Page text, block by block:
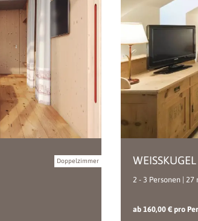
Doppelzimmer WEISSKUGEL
2 - 3 Personen | 27
ab 160,00 € pro